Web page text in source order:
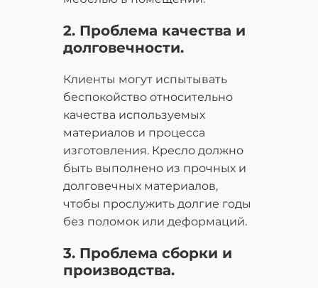
2. Проблема качества и
долговечности.
Клиенты могут испытывать
беспокойство относительно
качества используемых
материалов и процесса
изготовления. Кресло должно
быть выполнено из прочных и
долговечных материалов,
чтобы прослужить долгие годы
без поломок или деформаций.
3. Проблема сборки и
производства.